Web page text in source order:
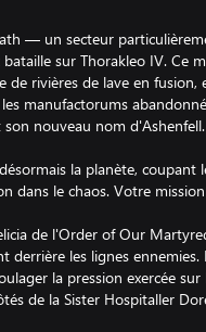
— un secteur
sur Thorakleo IV. Ce
rivières de lave en fusion,
manufactorums
nouveau nom d'Ashenfell.
la planète, coupant
dans le chaos. Votre
de l'Order of Our
derrière les lignes
la pression exercée sur
de la Sister Hospitaller